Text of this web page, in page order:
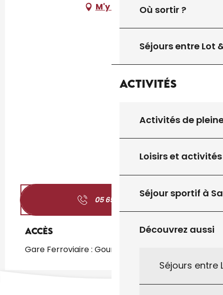
Où sortir ?
Séjours entre Lot
Activités
Activités de
Loisirs et activités
Séjour sportif à
Découvrez aussi
Séjours entre
M'y rendre
05 65 41 09
Accès
Accès
Gare Ferroviaire : Gourdon à 2km